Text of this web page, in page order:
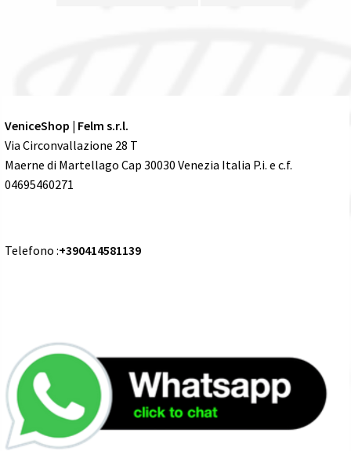
VeniceShop | Felm s.r.l.
Via Circonvallazione 28 T
Maerne di Martellago Cap 30030 Venezia Italia P.i. e c.f.
04695460271
Telefono :+390414581139